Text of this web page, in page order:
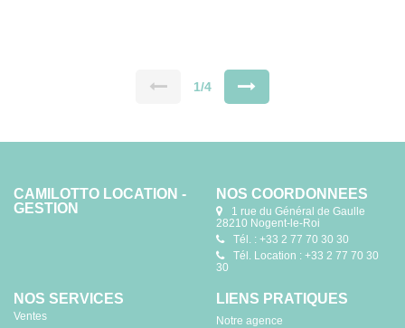
1/4
CAMILOTTO LOCATION -
GESTION
NOS COORDONNÉES
1 rue du Général de Gaulle
28210 Nogent-le-Roi
Tél. : +33 2 77 70 30 30
Tél. Location : +33 2 77 70 30
30
NOS SERVICES
Ventes
LIENS PRATIQUES
Notre agence